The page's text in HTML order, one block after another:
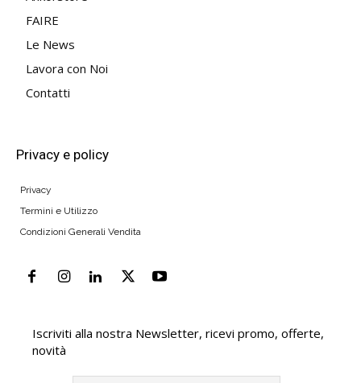
FAIRE
Le News
Lavora con Noi
Contatti
Privacy e policy
Privacy
Termini e Utilizzo
Condizioni Generali Vendita
Iscriviti alla nostra Newsletter, ricevi promo, offerte,
novità